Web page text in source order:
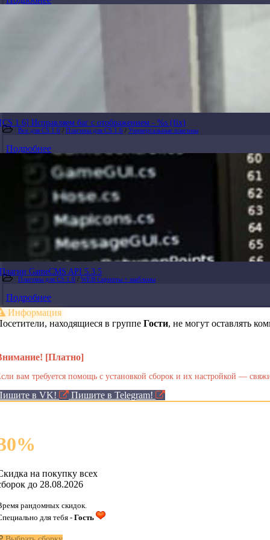
[CS 1.6] Исправляем баг с отображением - %s (fix)
Все для CS 1.6 / Плагины для CS 1.6 / Универсальные плагины
Подробнее
Плагин GameCMS API 5.3.5
Плагины для CS 1.6 / WEB Скрипты + шаблоны
Подробнее
Информация
находящиеся в группе Гости, не могут оставлять
[Платно]
вам требуется помощь с установкой сборок и их настройкой —
в VK! Пишите в Telegram!
%
на покупку всех
до 28.08.2026
рандомных скидок.
для тебя - Гость